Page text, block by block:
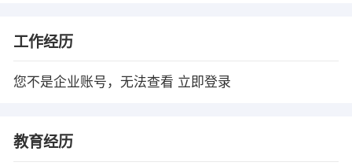
工作经历
您不是企业账号，无法查看 立即登录
教育经历